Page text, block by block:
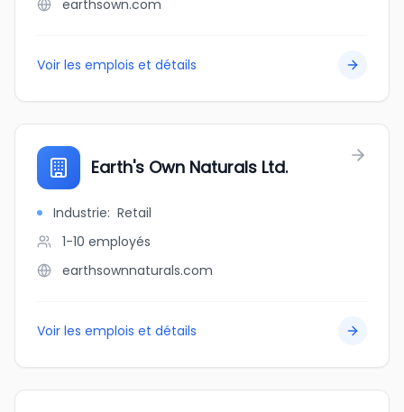
earthsown.com
Voir les emplois et détails
Earth's Own Naturals Ltd.
Industrie: Retail
1-10 employés
earthsownnaturals.com
Voir les emplois et détails